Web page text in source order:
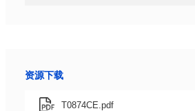
资源下载
T0874CE.pdf